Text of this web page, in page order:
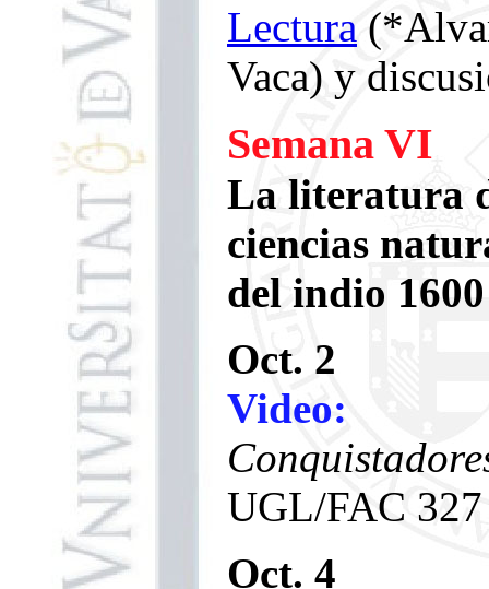
Lectura
Vaca) y
Semana VI
La literatura
ciencias
del indio
Oct. 2
Video:
UGL/FAC 327
Oct. 4